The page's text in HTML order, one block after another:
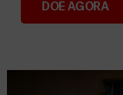
Donativos
DOE AGORA